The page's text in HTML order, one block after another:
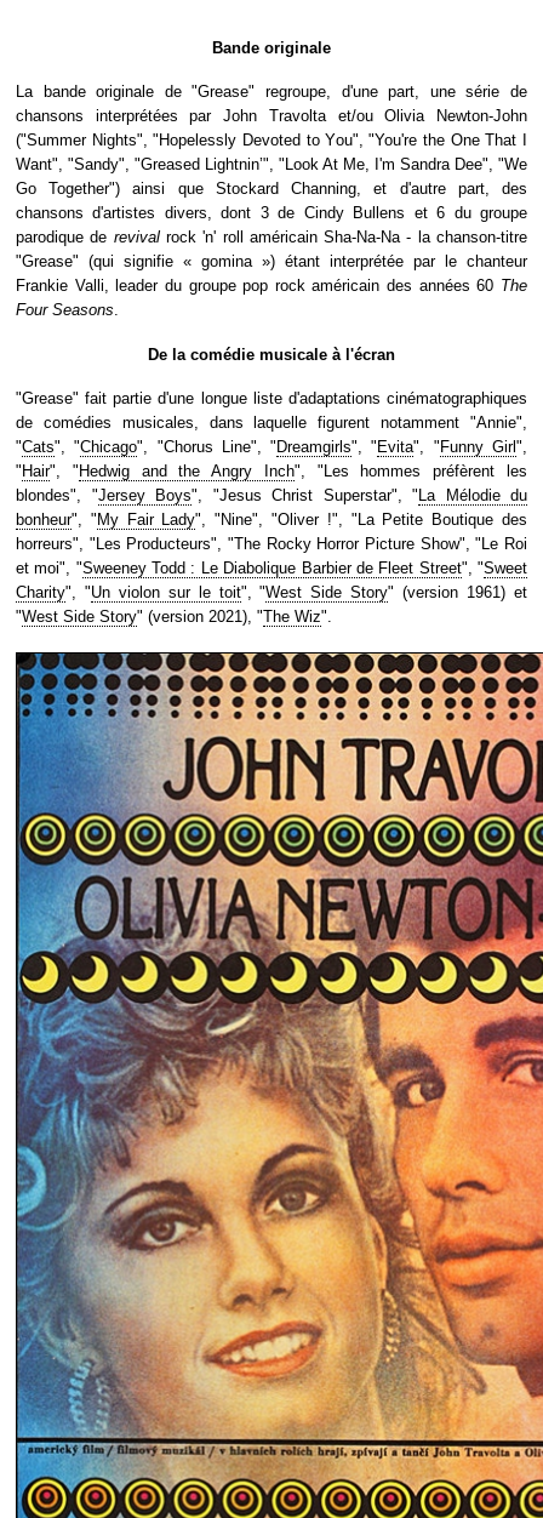
Bande originale
La bande originale de "Grease" regroupe, d'une part, une série de
chansons interprétées par John Travolta et/ou Olivia Newton-John
("Summer Nights", "Hopelessly Devoted to You", "You're the One That I
Want", "Sandy", "Greased Lightnin’", "Look At Me, I'm Sandra Dee", "We
Go Together") ainsi que Stockard Channing, et d'autre part, des
chansons d'artistes divers, dont 3 de Cindy Bullens et 6 du groupe
parodique de revivalrock 'n' roll américain Sha-Na-Na - la chanson-titre
"Grease" (qui signifie « gomina ») étant interprétée par le chanteur
Frankie Valli, leader du groupe pop rock américain des années 60 The
Four Seasons.
De la comédie musicale à l'écran
"Grease" fait partie d'une longue liste d'adaptations cinématographiques
de comédies musicales, dans laquelle figurent notamment "Annie",
"Cats", "Chicago", "Chorus Line", " Dreamgirls", " Evita", " Funny Girl",
" Hair", " Hedwig and the Angry Inch", "Les hommes préfèrent les
blondes", "Jersey Boys", "Jesus Christ Superstar", " La Mélodie du
bonheur", " My Fair Lady", "Nine", "Oliver !", "La Petite Boutique des
horreurs", "Les Producteurs", "The Rocky Horror Picture Show", "Le Roi
et moi", "Sweeney Todd : Le Diabolique Barbier de Fleet Street", "Sweet
Charity", "Un violon sur le toit", "West Side Story" (version 1961) et
"West Side Story" (version 2021), "The Wiz".